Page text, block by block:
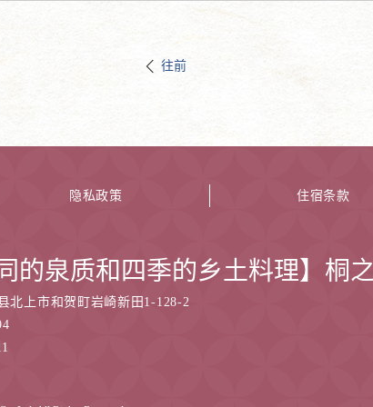
往前
隐私政策 住宿条款
的泉质和四季的乡土料理】桐
北上市和贺町岩崎新田1-128-2